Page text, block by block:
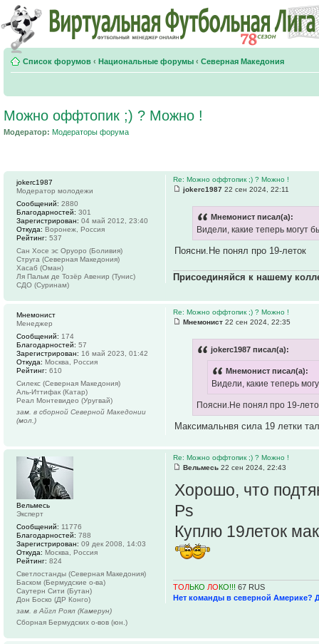
Список форумов ‹ Национальные форумы ‹ Северная Македония
Можно оффтопик ;) ? Можно !
Модератор: Модераторы форума
Re: Можно оффтопик ;) ? Можно !
jokerc1987 22 сен 2024, 22:11
Мнемонист писал(а):
Видели, какие теперь могут
Поясни.Не понял про 19-леток
Присоединяйся к нашему
jokerc1987
Модератор молодежи
Сообщений: 2880
Благодарностей: 301
Зарегистрирован: 04 май 2012, 23:40
Откуда: Воронеж, Россия
Рейтинг: 537
Сан Хосе эс Оруоро (Боливия)
Струга (Северная Македония)
Хасаб (Оман)
Ля Пальм де Тозёр Авенир (Тунис)
СДО (Суринам)
Re: Можно оффтопик ;) ? Можно !
Мнемонист 22 сен 2024, 22:35
jokerc1987 писал(а):
Мнемонист писал(а):
Видели, какие теперь
Поясни.Не понял про 19-
Максимальнвя сила 19 летки
Мнемонист
Менеджер
Сообщений: 174
Благодарностей: 57
Зарегистрирован: 16 май 2023, 01:42
Откуда: Москва, Россия
Рейтинг: 610
Силекс (Северная Македония)
Аль-Иттифак (Катар)
Реал Монтевидео (Уругвай)
зам. в сборной Северной Македонии
(мол.)
Re: Можно оффтопик ;) ? Можно !
Вельмесь 22 сен 2024, 22:43
Хорошо, что
Ps
Куплю 19леток
ТОЛЬКО ЛОКО!!! 67 RUS
Нет команды в северной Америке?
Вельмесь
Эксперт
Сообщений: 11776
Благодарностей: 788
Зарегистрирован: 09 дек 2008, 14:03
Откуда: Москва, Россия
Рейтинг: 824
Светлостанды (Северная Македония)
Баском (Бермудские о-ва)
Саутерн Сити (Бутан)
Дон Боско (ДР Конго)
зам. в Айгл Роял (Камерун)
Сборная Бермудских о-вов (юн.)